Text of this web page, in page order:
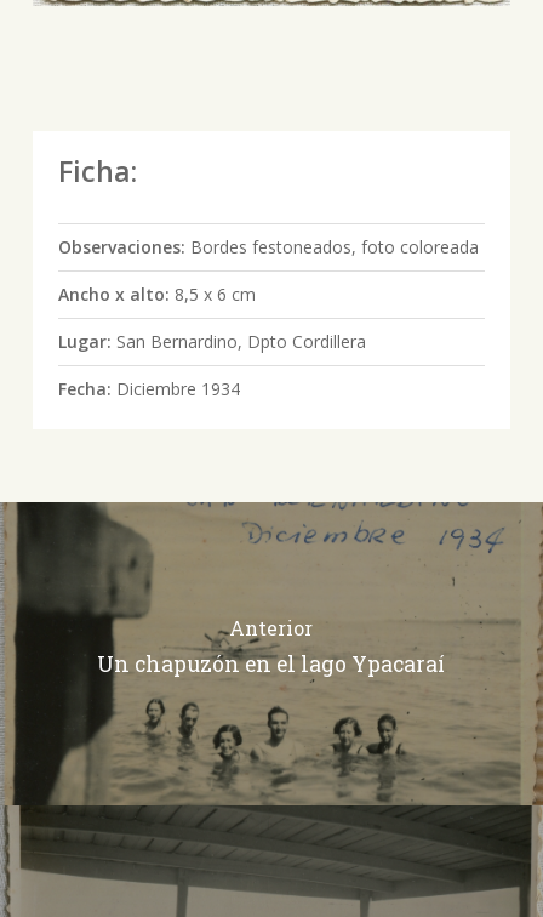
Ficha:
Observaciones: Bordes festoneados, foto coloreada
Ancho x alto: 8,5 x 6 cm
Lugar: San Bernardino, Dpto Cordillera
Fecha: Diciembre 1934
Anterior
Un chapuzón en el lago Ypacaraí